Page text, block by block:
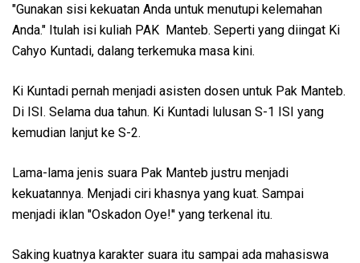
"Gunakan sisi kekuatan Anda untuk menutupi kelemahan
Anda." Itulah isi kuliah PAK Manteb. Seperti yang diingat Ki
Cahyo Kuntadi, dalang terkemuka masa kini.
Ki Kuntadi pernah menjadi asisten dosen untuk Pak Manteb.
Di ISI. Selama dua tahun. Ki Kuntadi lulusan S-1 ISI yang
kemudian lanjut ke S-2.
Lama-lama jenis suara Pak Manteb justru menjadi
kekuatannya. Menjadi ciri khasnya yang kuat. Sampai
menjadi iklan ''Oskadon Oye!'' yang terkenal itu.
Saking kuatnya karakter suara itu sampai ada mahasiswa